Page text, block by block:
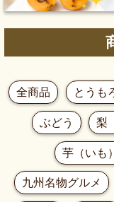
全商品 とうも
ぶどう 梨
芋（いも）
九州名物グルメ